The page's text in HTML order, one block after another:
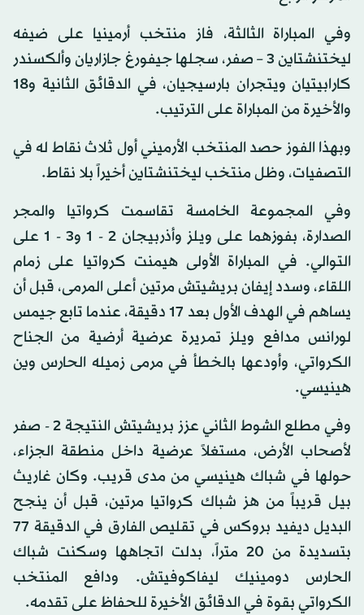
وفي المباراة الثالثة، فاز منتخب أرمينيا على ضيفه
ليختنشتاين 3 – صفر، سجلها جيفورغ جازاريان وألكسندر
كارابيتيان ويتجران بارسيجيان، في الدقائق الثانية و18
والأخيرة من المباراة على الترتيب.
وبهذا الفوز حصد المنتخب الأرميني أول ثلاث نقاط له في
التصفيات، وظل منتخب ليختنشتاين أخيراً بلا نقاط.
وفي المجموعة الخامسة تقاسمت كرواتيا والمجر
الصدارة، بفوزهما على ويلز وأذربيجان 2 - 1 و3 - 1 على
التوالي. في المباراة الأولى هيمنت كرواتيا على زمام
اللقاء، وسدد إيفان بريشيتش مرتين أعلى المرمى، قبل أن
يساهم في الهدف الأول بعد 17 دقيقة، عندما تابع جيمس
لورانس مدافع ويلز تمريرة عرضية أرضية من الجناح
الكرواتي، وأودعها بالخطأ في مرمى زميله الحارس وين
هينيسي.
وفي مطلع الشوط الثاني عزز بريشيتش النتيجة 2 - صفر
لأصحاب الأرض، مستغلاً عرضية داخل منطقة الجزاء،
حولها في شباك هينيسي من مدى قريب. وكان غاريث
بيل قريباً من هز شباك كرواتيا مرتين، قبل أن ينجح
البديل ديفيد بروكس في تقليص الفارق في الدقيقة 77
بتسديدة من 20 متراً، بدلت اتجاهها وسكنت شباك
الحارس دومينيك ليفاكوفيتش. ودافع المنتخب
الكرواتي بقوة في الدقائق الأخيرة للحفاظ على تقدمه.